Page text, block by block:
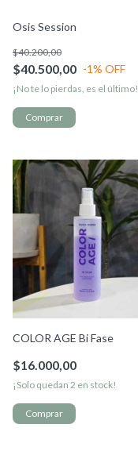
Osis Session
$40.500,00
$40.200,00
-1% OFF
¡No te lo pierdas, es el último!
COLOR AGE Bi Fase
$16.000,00
¡Solo quedan 2 en stock!